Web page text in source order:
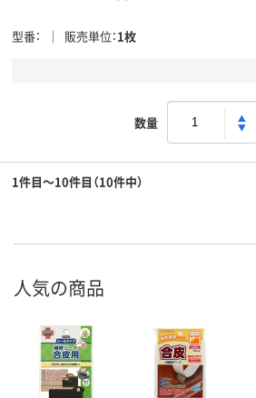
型番 販売単位 1枚
数量
1件目～10件目（10件中）
人気の商品